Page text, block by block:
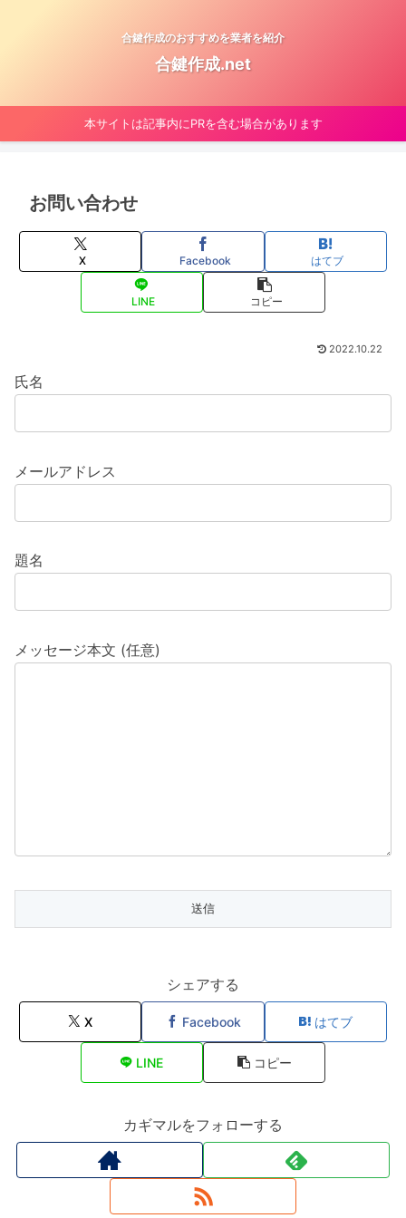
合鍵作成のおすすめを業者を紹介
合鍵作成.net
本サイトは記事内にPRを含む場合があります
お問い合わせ
X Facebook はてブ
LINE コピー
2022.10.22
氏名
メールアドレス
題名
メッセージ本文 (任意)
シェアする
X Facebook はてブ
LINE コピー
カギマルをフォローする